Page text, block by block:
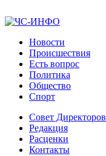
Новости
Происшествия
Есть вопрос
Политика
Общество
Спорт
Совет Директоров
Редакция
Расценки
Контакты